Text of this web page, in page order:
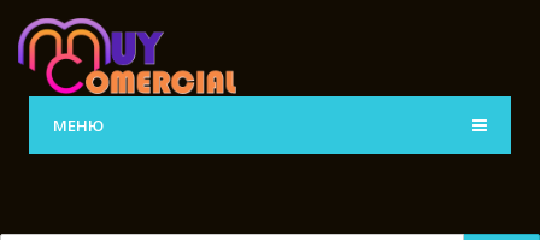
МЕНЮ